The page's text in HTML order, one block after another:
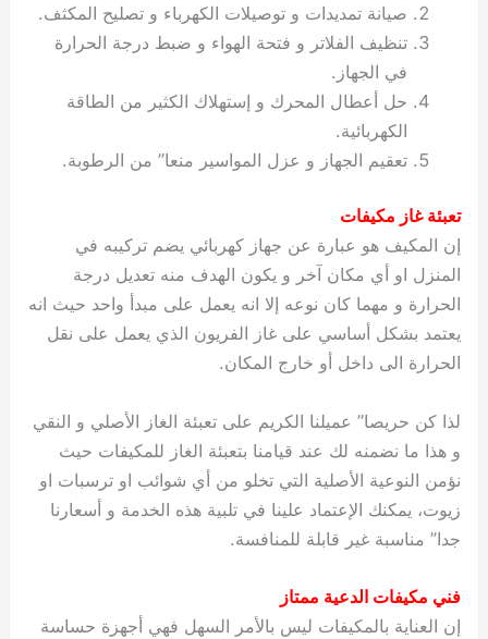
صيانة تمديدات و توصيلات الكهرباء و تصليح المكثف.
تنظيف الفلاتر و فتحة الهواء و ضبط درجة الحرارة
في الجهاز.
حل أعطال المحرك و إستهلاك الكثير من الطاقة
الكهربائية.
تعقيم الجهاز و عزل المواسير منعا” من الرطوبة.
تعبئة غاز مكيفات
إن المكيف هو عبارة عن جهاز كهربائي يضم تركيبه في
المنزل او أي مكان آخر و يكون الهدف منه تعديل درجة
الحرارة و مهما كان نوعه إلا انه يعمل على مبدأ واحد حيث انه
يعتمد بشكل أساسي على غاز الفريون الذي يعمل على نقل
الحرارة الى داخل أو خارج المكان.
لذا كن حريصا” عميلنا الكريم على تعبئة الغاز الأصلي و النقي
و هذا ما نضمنه لك عند قيامنا بتعبئة الغاز للمكيفات حيث
نؤمن النوعية الأصلية التي تخلو من أي شوائب او ترسبات او
زيوت، يمكنك الإعتماد علينا في تلبية هذه الخدمة و أسعارنا
جدا” مناسبة غير قابلة للمنافسة.
فني مكيفات الدعية ممتاز
إن العناية بالمكيفات ليس بالأمر السهل فهي أجهزة حساسة